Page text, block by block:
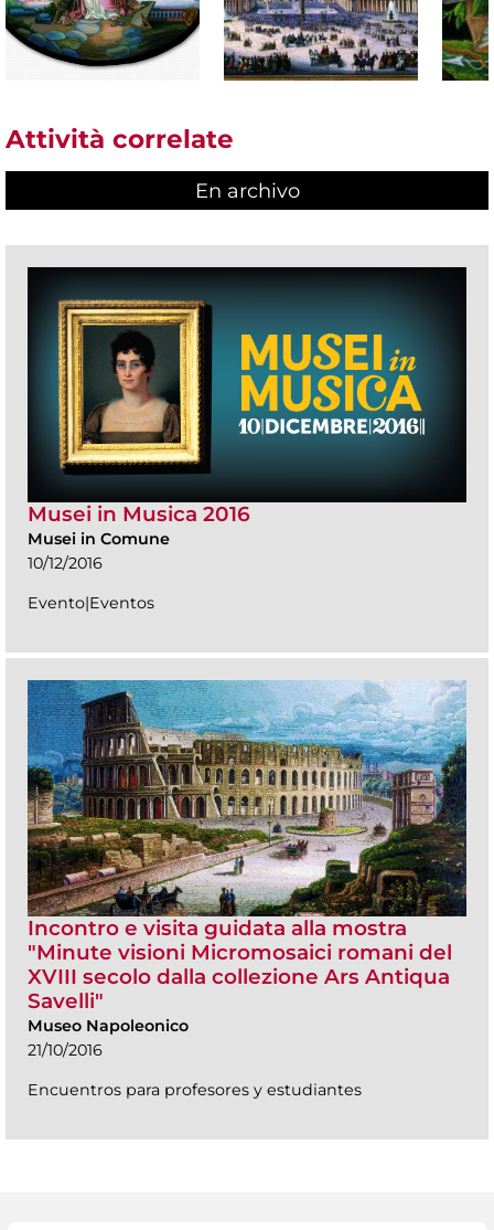
Attività correlate
En archivo
Musei in Musica 2016
Musei in Comune
10/12/2016
Evento|Eventos
Incontro e visita guidata alla mostra
"Minute visioni Micromosaici romani del
XVIII secolo dalla collezione Ars Antiqua
Savelli"
Museo Napoleonico
21/10/2016
Encuentros para profesores y estudiantes